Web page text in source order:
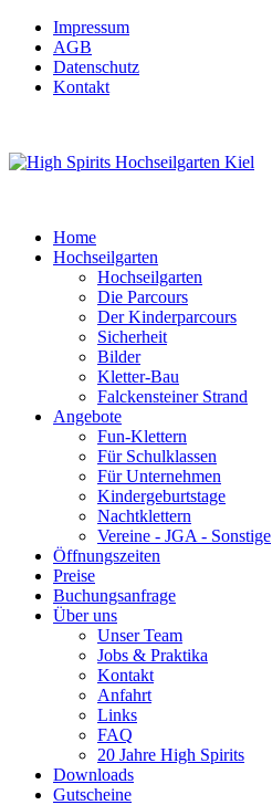
Impressum
AGB
Datenschutz
Kontakt
Home
Hochseilgarten
Hochseilgarten
Die Parcours
Der Kinderparcours
Sicherheit
Bilder
Kletter-Bau
Falckensteiner Strand
Angebote
Fun-Klettern
Für Schulklassen
Für Unternehmen
Kindergeburtstage
Nachtklettern
Vereine - JGA - Sonstige
Öffnungszeiten
Preise
Buchungsanfrage
Über uns
Unser Team
Jobs & Praktika
Kontakt
Anfahrt
Links
FAQ
20 Jahre High Spirits
Downloads
Gutscheine